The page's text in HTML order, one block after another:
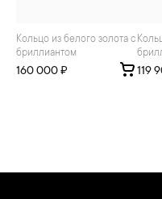
Кольцо из белого золота с
бриллиантом
160 000 ₽
Кольцо из белого золота с
119